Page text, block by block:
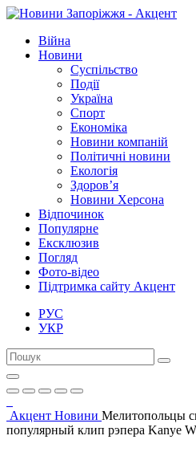
Війна
Новини
Суспільство
Події
Україна
Спорт
Економіка
Новини компаній
Політичні новини
Екологія
Здоров’я
Новини Херсона
Відпочинок
Популярне
Ексклюзив
Погляд
Фото-відео
Підтримка сайту Акцент
РУС
УКР
Акцент Новини Мелитопольцы
популярный клип рэпера Kаnye